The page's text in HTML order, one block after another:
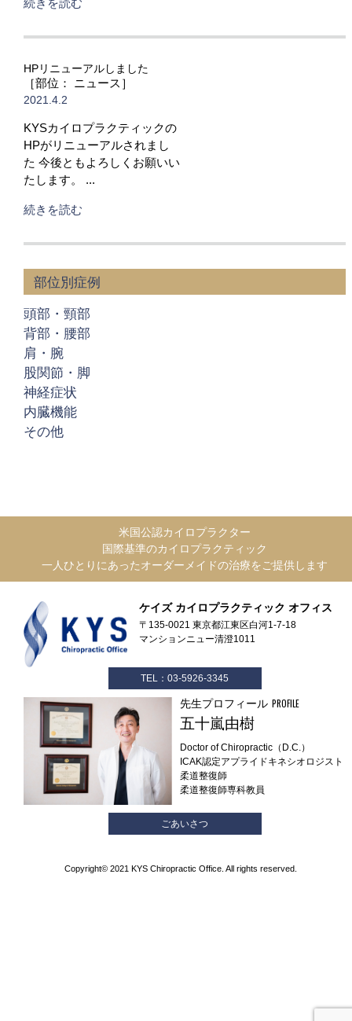
続きを読む
HPリニューアルしました
［部位： ニュース］
2021.4.2
KYSカイロプラクティックの
HPがリニューアルされまし
た 今後ともよろしくお願いい
たします。 ...
続きを読む
部位別症例
頭部・頸部
背部・腰部
肩・腕
股関節・脚
神経症状
内臓機能
その他
米国公認カイロプラクター
国際基準のカイロプラクティック
一人ひとりにあったオーダーメイドの治療をご提供します
ケイズ カイロプラクティック オフィス
〒135-0021 東京都江東区白河1-7-18
マンションニュー清澄1011
TEL：03-5926-3345
先生プロフィール PROFILE
五十嵐由樹
Doctor of Chiropractic（D.C.）
ICAK認定アプライドキネシオロジスト
柔道整復師
柔道整復師専科教員
ごあいさつ
Copyright© 2021 KYS Chiropractic Office. All rights reserved.